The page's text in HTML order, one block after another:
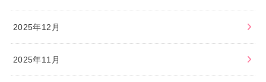
2025年12月
2025年11月